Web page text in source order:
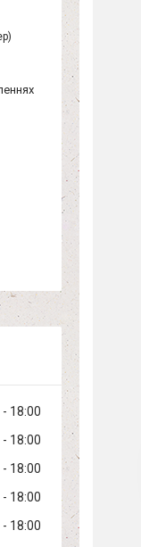
18:00
18:00
18:00
18:00
18:00